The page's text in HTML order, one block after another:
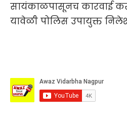
सायंकाळपासूनच कारवाई
यावेळी पोलिस उपायुक्त